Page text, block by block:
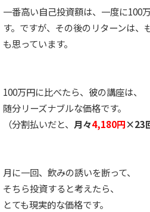
一番高い自己投資額は、一度に100
す。ですが、その後のリターンは、
も思っています。
100万円に比べたら、彼の講座は、
随分リーズナブルな価格です。
（分割払いだと、 月々4,180円×23
月に一回、飲みの誘いを断って、
そちら投資すると考えたら、
とても現実的な価格です。